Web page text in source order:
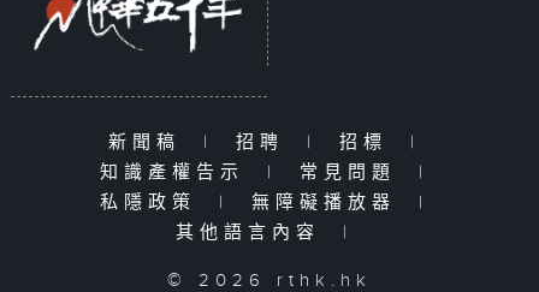
新聞稿 | 招聘 | 招標
|
知識產權告示
| 常見問題
|
私隱政策
| 無障礙播放器
|
其他語言內容
|
© 2026 rthk.hk